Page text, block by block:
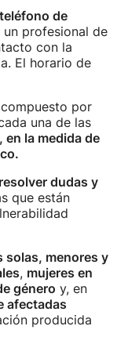
de
profesional de
con la
El horario de
por
una de las
en la medida de
resolver dudas y
que están
solas, menores y
, mujeres en
género y, en
afectadas
producida